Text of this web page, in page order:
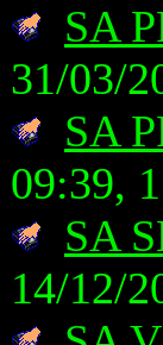
SA
31/03/
SA
09:39,
SA
14/12/